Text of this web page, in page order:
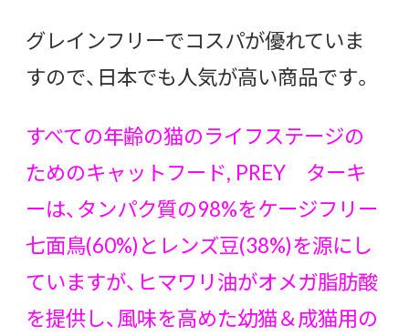
グレインフリーでコスパが優れていま
すので、日本でも人気が高い商品です。
すべての年齢の猫のライフステージの
ためのキャットフード, PREY ターキ
ーは、タンパク質の98%をケージフリー
七面鳥(60%)とレンズ豆(38%)を源にし
ていますが、ヒマワリ油がオメガ脂肪酸
を提供し、風味を高めた幼猫＆成猫用の